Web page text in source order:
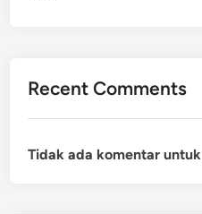
Recent Comments
Tidak ada komentar